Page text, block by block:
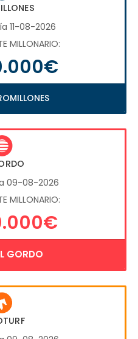
11-08-2026
MILLONARIO:
09-08-2026
MILLONARIO:
GORDO